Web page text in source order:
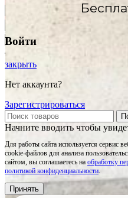
Белый
Голубой
Лео
доставка при
Войти
закрыть
Нет аккаунта?
Зарегистрироваться
Начните вводить чтобы
Для работы сайта используется сервис
cookie-файлов для анализа
сайтом, вы соглашаетесь на обработку
политикой конфиденциальности.
Принять